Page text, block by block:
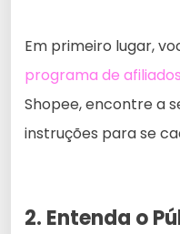
Em primeiro lugar,
programa de
Shopee, encontre a
instruções para se
2. Entenda o